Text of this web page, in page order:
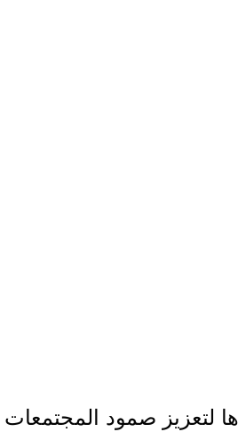
لتعزيز صمود المجتمعات